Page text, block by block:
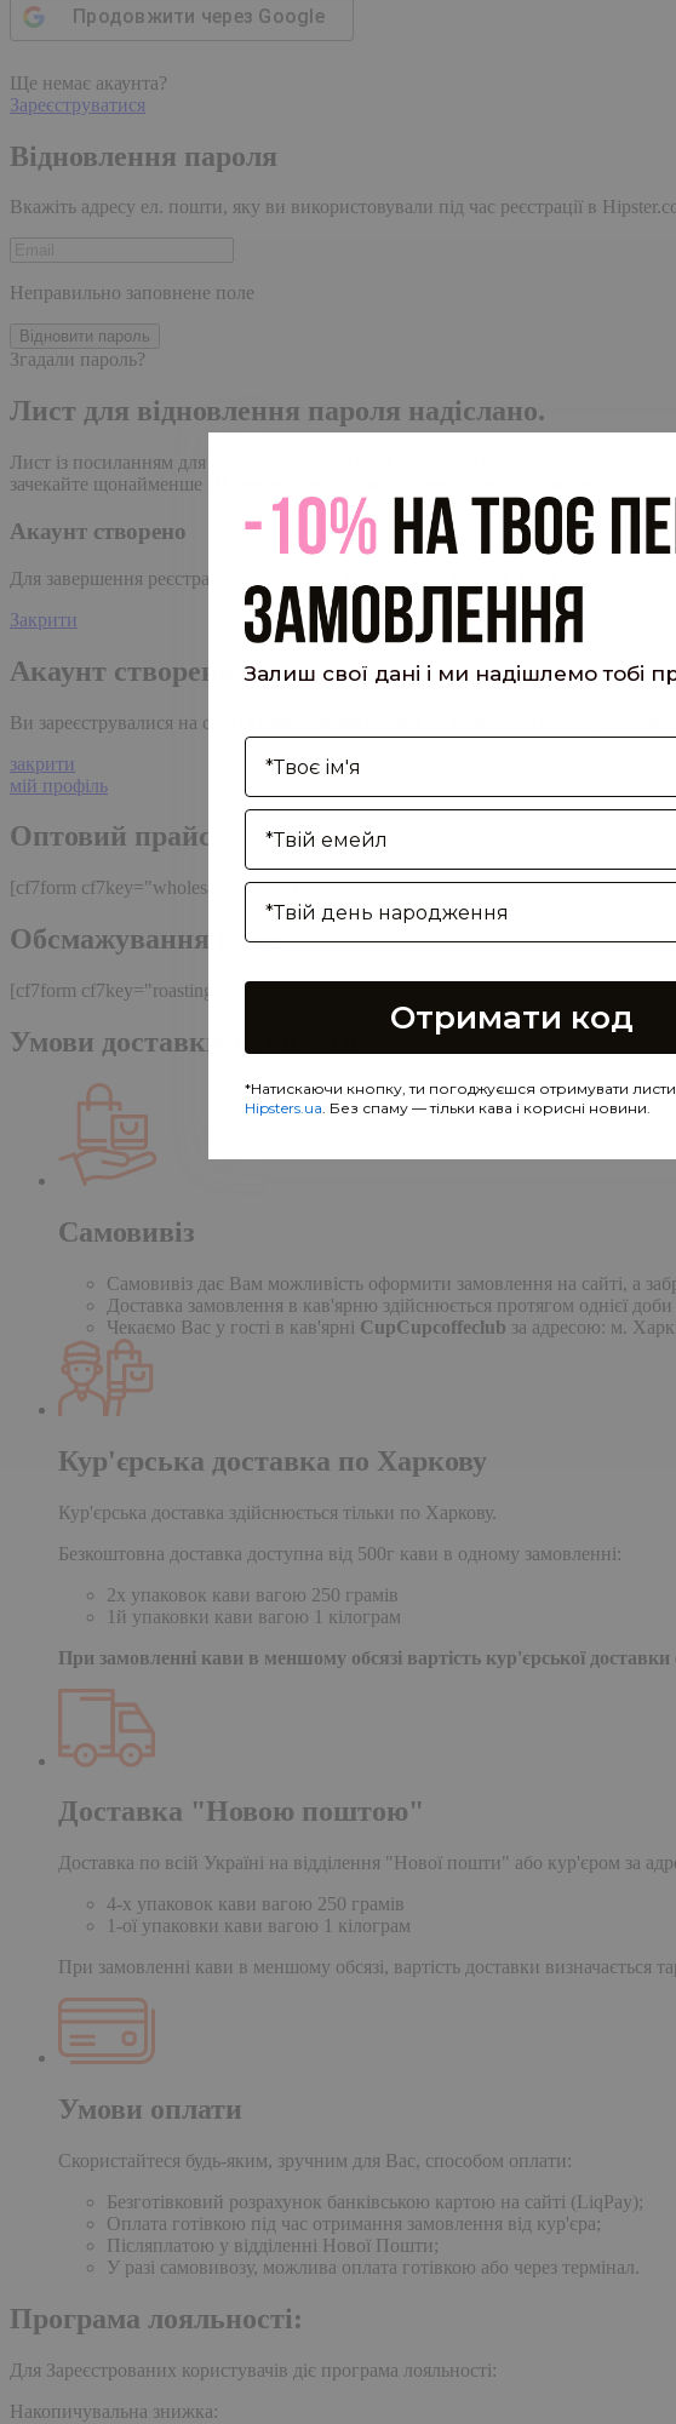
Продовжити через Google
Ще немає акаунта?
Зареєструватися
Відновлення пароля
Вкажіть адресу ел. пошти, яку ви використовували під час реєстрації в
Неправильно заповнене поле
Відновити пароль
Згадали пароль?
Лист для відновлення пароля надіслано.
Лист із посиланням для скидання пароля було надіслано на адресу
зачекайте щонайменше 10 хвилин, перш ніж ініціювати ще один запит.
Акаунт створено
Для завершення реєстрації, перейдіть за посиланням у листі, який було
Закрити
Акаунт створено
Ви зареєструвалися на сайті
roasters і вже можете користуватися
закрити
мій профіль
Оптовий прайс
[cf7form cf7key="wholesale-popup"]
Обсмажування кави
[cf7form cf7key="roasting-popup"]
Умови доставки та оплати
Самовивіз
Самовивіз дає Вам можливість оформити замовлення на сайті, а
Доставка замовлення в кав'ярню здійснюється протягом однієї
Чекаємо Вас у гості в кав'ярні CupCupcoffeclub за адресою: м.
Кур'єрська доставка по Харкову
Кур'єрська доставка здійснюється тільки по Харкову.
Безкоштовна доставка доступна від 500г кави в одному замовленні:
2х упаковок кави вагою 250 грамів
1й упаковки кави вагою 1 кілограм
При замовленні кави в меншому обсязі вартість кур'єрської доставки
Доставка "Новою поштою"
Доставка по всій Україні на відділення "Нової пошти" або кур'єром за
4-х упаковок кави вагою 250 грамів
1-ої упаковки кави вагою 1 кілограм
При замовленні кави в меншому обсязі, вартість доставки визначається
Умови оплати
Скористайтеся будь-яким, зручним для Вас, способом оплати:
Безготівковий розрахунок банківською картою на сайті (LiqPay);
Оплата готівкою під час отримання замовлення від кур'єра;
Післяплатою у відділенні Нової Пошти;
У разі самовивозу, можлива оплата готівкою або через термінал.
Програма лояльності:
Для Зареєстрованих користувачів діє програма лояльності:
Накопичувальна знижка:
Залиш свої дані і ми надішлемо тобі
І'мя
Enter your email address
Birthday
Отримати код
*Натискаючи кнопку, ти погоджуєшся отримувати листи
Hipsters.ua. Без спаму — тільки кава і корисні новини.